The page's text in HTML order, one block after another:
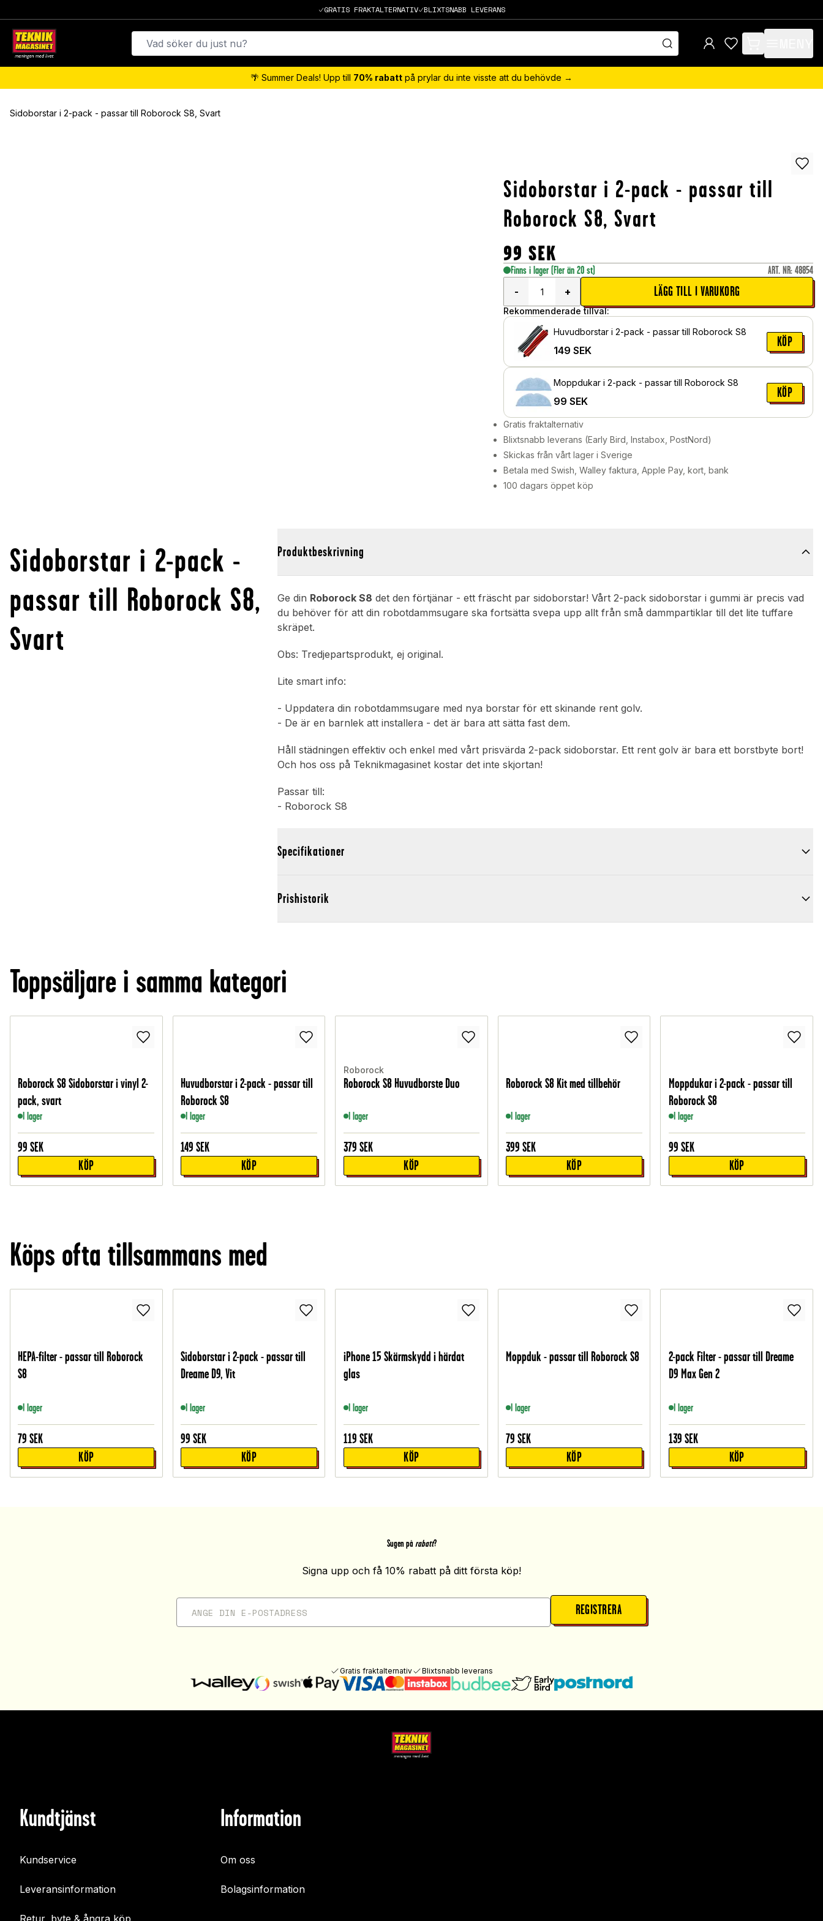
GRATIS FRAKTALTERNATIV BLIXTSNABB LEVERANS
items in cart, view
🌴 Summer Deals! Upp till 70% rabatt på prylar du inte visste att du behövde →
Sidoborstar i 2-pack - passar till Roborock S8, Svart
Sidoborstar i 2-pack - passar till
Roborock S8, Svart
99 SEK
Finns i lager (Fler än 20 st) ART. NR: 48854
-
+ LÄGG TILL I VARUKORG
Rekommenderade tillval:
Huvudborstar i 2-pack - passar till Roborock S8
149 SEK
KÖP
Moppdukar i 2-pack - passar till Roborock S8
99 SEK
KÖP
Gratis fraktalternativ
Blixtsnabb leverans (Early Bird, Instabox, PostNord)
Skickas från vårt lager i Sverige
Betala med Swish, Walley faktura, Apple Pay, kort, bank
100 dagars öppet köp
Sidoborstar i 2-pack -
passar till Roborock S8,
Svart
Produktbeskrivning
Ge din Roborock S8 det den förtjänar - ett fräscht par sidoborstar! Vårt 2-pack sidoborstar i gummi är precis vad
du behöver för att din robotdammsugare ska fortsätta svepa upp allt från små dammpartiklar till det lite tuffare
skräpet.
Obs: Tredjepartsprodukt, ej original.
Lite smart info:
- Uppdatera din robotdammsugare med nya borstar för ett skinande rent golv.
- De är en barnlek att installera - det är bara att sätta fast dem.
Håll städningen effektiv och enkel med vårt prisvärda 2-pack sidoborstar. Ett rent golv är bara ett borstbyte bort!
Och hos oss på Teknikmagasinet kostar det inte skjortan!
Passar till:
- Roborock S8
Specifikationer
Prishistorik
Toppsäljare i samma kategori
Roborock S8 Sidoborstar i vinyl 2-
pack, svart
I lager
99 SEK
KÖP
Huvudborstar i 2-pack - passar till
Roborock S8
I lager
149 SEK
KÖP
Roborock
Roborock S8 Huvudborste Duo
I lager
379 SEK
KÖP
Roborock S8 Kit med tillbehör
I lager
399 SEK
KÖP
Moppdukar i 2-pack - passar till
Roborock S8
I lager
99 SEK
KÖP
Köps ofta tillsammans med
HEPA-filter - passar till Roborock
S8
I lager
79 SEK
KÖP
Sidoborstar i 2-pack - passar till
Dreame D9, Vit
I lager
99 SEK
KÖP
iPhone 15 Skärmskydd i härdat
glas
I lager
119 SEK
KÖP
Moppduk - passar till Roborock S8
I lager
79 SEK
KÖP
2-pack Filter - passar till Dreame
D9 Max Gen 2
I lager
139 SEK
KÖP
Sugen på rabatt?
Signa upp och få 10% rabatt på ditt första köp!
REGISTRERA
Gratis fraktalternativ Blixtsnabb leverans
Kundtjänst
Kundservice
Leveransinformation
Information
Om oss
Bolagsinformation